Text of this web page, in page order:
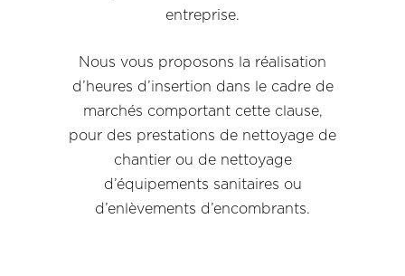
entreprise.
Nous vous proposons la réalisation
d’heures d’insertion dans le cadre de
marchés comportant cette clause,
pour des prestations de nettoyage de
chantier ou de nettoyage
d’équipements sanitaires ou
d’enlèvements d’encombrants.